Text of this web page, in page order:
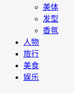
美体
发型
香氛
人物
旅行
美食
娱乐